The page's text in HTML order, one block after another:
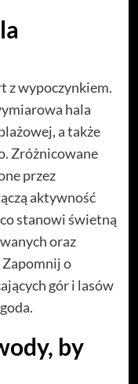
z wypoczynkiem.
hala
a także
Zróżnicowane
przez
aktywność
stanowi świetną
oraz
o
gór i lasów
by